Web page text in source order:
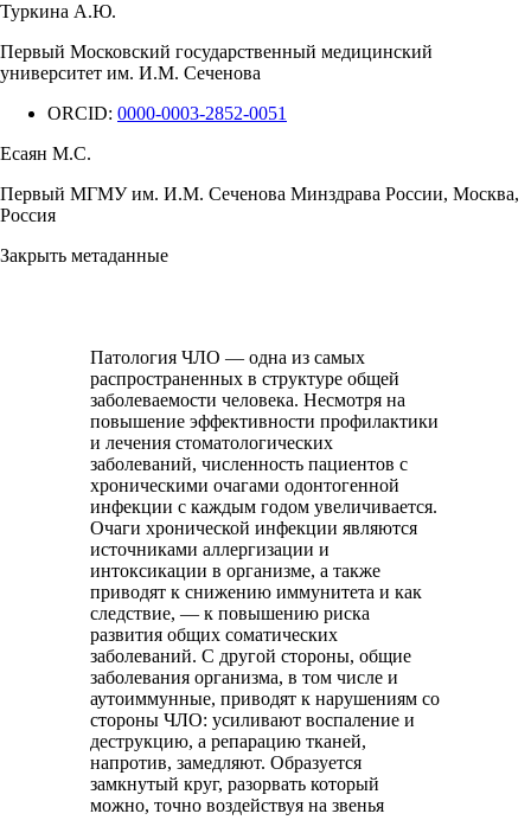
Туркина А.Ю.
Первый Московский государственный медицинский
университет им. И.М. Сеченова
ORCID: 0000-0003-2852-0051
Есаян М.С.
Первый МГМУ им. И.М. Сеченова Минздрава России, Москва,
Россия
Закрыть метаданные
Патология ЧЛО — одна из самых
распространенных в структуре общей
заболеваемости человека. Несмотря на
повышение эффективности профилактики
и лечения стоматологических
заболеваний, численность пациентов с
хроническими очагами одонтогенной
инфекции с каждым годом увеличивается.
Очаги хронической инфекции являются
источниками аллергизации и
интоксикации в организме, а также
приводят к снижению иммунитета и как
следствие, — к повышению риска
развития общих соматических
заболеваний. С другой стороны, общие
заболевания организма, в том числе и
аутоиммунные, приводят к нарушениям со
стороны ЧЛО: усиливают воспаление и
деструкцию, а репарацию тканей,
напротив, замедляют. Образуется
замкнутый круг, разорвать который
можно, точно воздействуя на звенья